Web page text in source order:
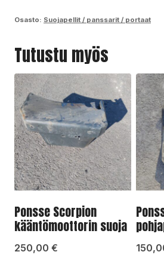
Osasto: Suojapellit / panssarit / portaat
Tutustu myös
Ponsse Scorpion
kääntömoottorin suoja
250,00 €